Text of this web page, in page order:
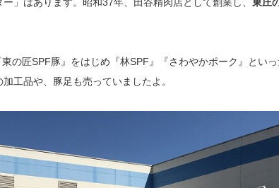
の匠SPF豚』をはじめ『林SPF』『さわやかポーク』とい
工品や、豚足も売っていましたよ。